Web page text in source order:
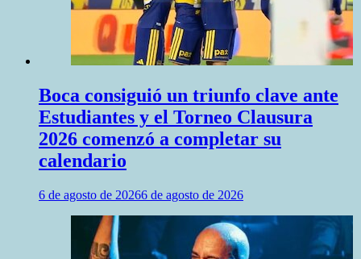
Boca consiguió un triunfo clave ante
Estudiantes y el Torneo Clausura
2026 comenzó a completar su
calendario
6 de agosto de 20266 de agosto de 2026